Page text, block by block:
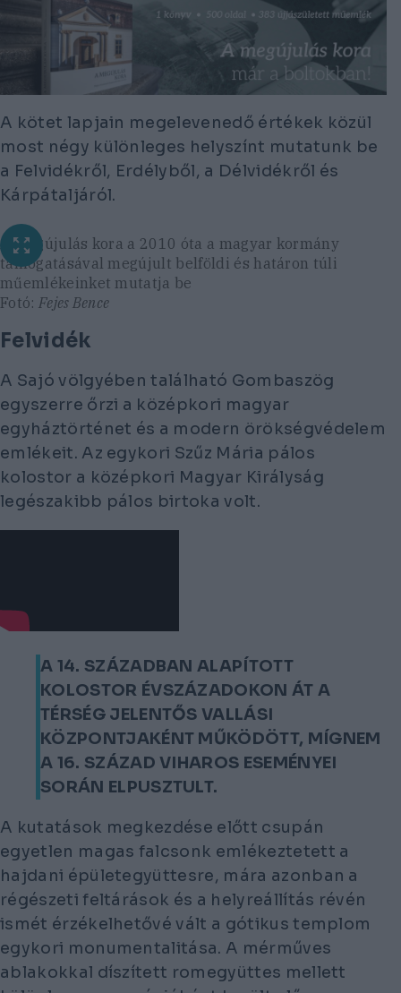
A kötet lapjain megelevenedő értékek közül
most négy különleges helyszínt mutatunk be
a Felvidékről, Erdélyből, a Délvidékről és
Kárpátaljáról.
A megújulás kora a 2010 óta a magyar kormány
támogatásával megújult belföldi és határon túli
műemlékeinket mutatja be
Fotó: Fejes Bence
Felvidék
A Sajó völgyében található Gombaszög
egyszerre őrzi a középkori magyar
egyháztörténet és a modern örökségvédelem
emlékeit. Az egykori Szűz Mária pálos
kolostor a középkori Magyar Királyság
legészakibb pálos birtoka volt.
A 14. SZÁZADBAN ALAPÍTOTT
KOLOSTOR ÉVSZÁZADOKON ÁT A
TÉRSÉG JELENTŐS VALLÁSI
KÖZPONTJAKÉNT MŰKÖDÖTT, MÍGNEM
A 16. SZÁZAD VIHAROS ESEMÉNYEI
SORÁN ELPUSZTULT.
A kutatások megkezdése előtt csupán
egyetlen magas falcsonk emlékeztetett a
hajdani épületegyüttesre, mára azonban a
régészeti feltárások és a helyreállítás révén
ismét érzékelhetővé vált a gótikus templom
egykori monumentalitása. A mérműves
ablakokkal díszített romegyüttes mellett